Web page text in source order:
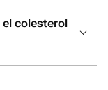
colesterol